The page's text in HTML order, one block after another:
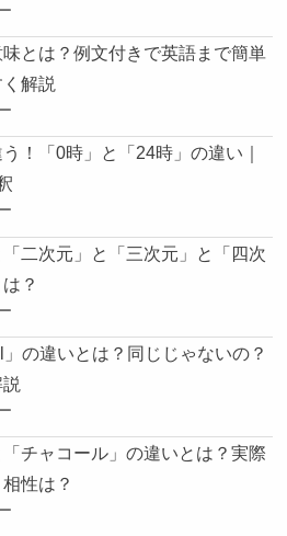
味とは？例文付きで英語まで簡単
解説
！「0時」と「24時」の違い｜
「二次元」と「三次元」と「四次
？
」の違いとは？同じじゃないの？
「チャコール」の違いとは？実際
性は？